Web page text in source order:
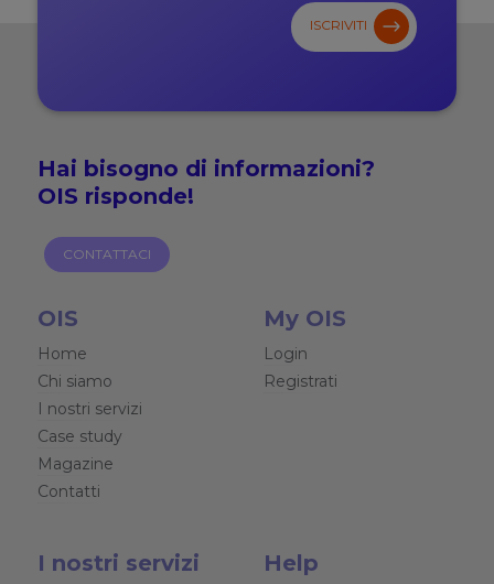
ISCRIVITI
Hai bisogno di informazioni?
OIS risponde!
CONTATTACI
OIS
Home
Chi siamo
I nostri servizi
Case study
Magazine
Contatti
My OIS
Login
Registrati
I nostri servizi Help